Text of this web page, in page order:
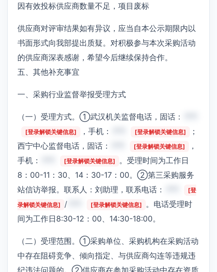
因有效投标供应商数量不足，项目废标
供应商对评审结果如有异议，应当自本公示期限内以
书面形式向我部提出质疑。对积极参与本次采购活动
的供应商深表感谢，希望今后继续保持合作。
五、其他补充事宜
一、采购行业监督举报受理方式
（一）受理方式。①武汉机关监督电话，固话：
[登录解锁关键信息] ，手机： [登录解锁关键信息]
；
西宁中心监督电话，固话：
[登录解锁关键信息]
，
手机：
[登录解锁关键信息]
。受理时间为工作日
8：00-11：30、14：30-17：00。②第三采购服务
站信访举报。联系人：刘助理，联系电话：
[登
录解锁关键信息]
/ [登录解锁关键信息]
。电话受理时
间为工作日8:30-12：00、14:30-18:00。
（二）受理范围。①采购单位、采购机构在采购活动
中存在阻碍竞争、倾向指定、与供应商勾连等违规违
纪违法问题的。②供应商在参加采购活动中存在资质